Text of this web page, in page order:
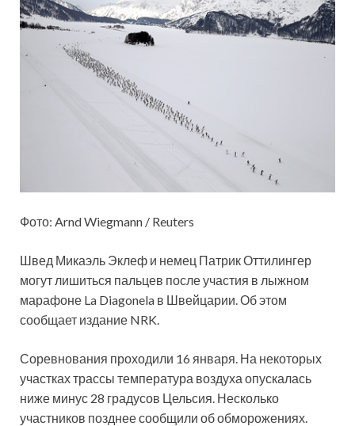
Фото: Arnd Wiegmann / Reuters
Швед Микаэль Эклеф и немец Патрик Оттилингер
могут лишиться пальцев после участия в лыжном
марафоне La Diagonela в Швейцарии. Об этом
сообщает издание NRK.
Соревнования проходили 16 января. На некоторых
участках трассы температура воздуха опускалась
ниже минус 28 градусов Цельсия. Несколько
участников позднее сообщили об обморожениях.